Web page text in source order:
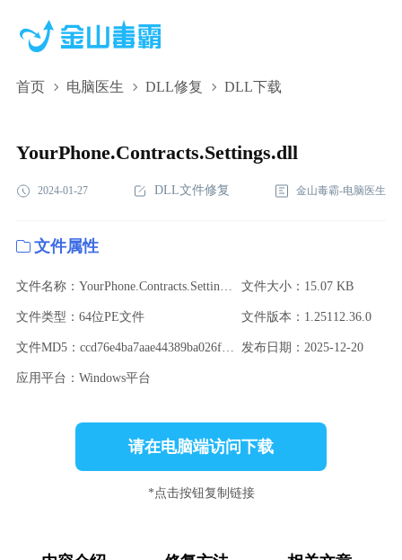
首页 电脑医生 DLL修复 DLL下载
YourPhone.Contracts.Settings.dll,YourPhone.Contracts.Settings.dll
YourPhone.Contracts.Settings.dll
2024-01-27 DLL文件修复 金山毒霸-电脑医生
文件属性
文件名称：YourPhone.Contracts.Settings.dll 文件大小：15.07 KB
文件类型：64位PE文件 文件版本：1.25112.36.0
文件MD5：ccd76e4ba7aae44389ba026ff34881ba 发布日期：2025-12-20
应用平台：Windows平台
请在电脑端访问下载
*点击按钮复制链接